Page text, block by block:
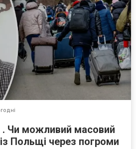
. Чи можливий масовий
із Польщі через погроми